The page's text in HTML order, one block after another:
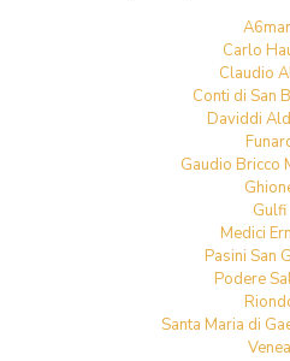
Carlo
Claudio
Conti di San
Daviddi
Gaudio Bricco
Gulfi
Medici
Pasini San
Podere
Santa Maria di
Venea